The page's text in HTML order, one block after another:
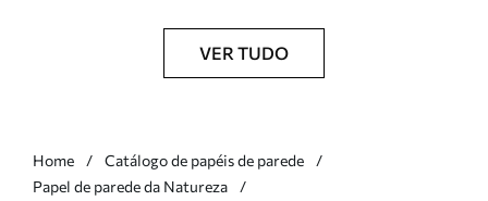
VER TUDO
Home
Catálogo de papéis de parede
Papel de parede da Natureza